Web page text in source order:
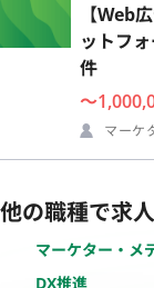
【Web
ットフ
件
〜
マーケ
他の職種で求
マーケター・メ
DX推進